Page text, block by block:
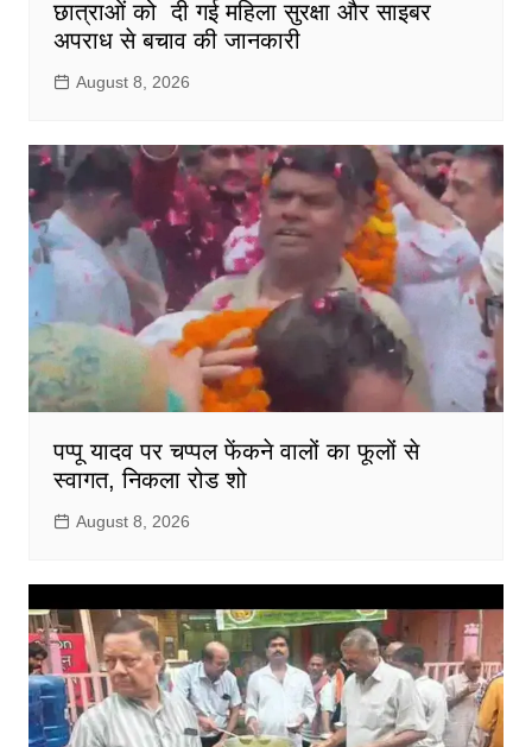
छात्राओं को दी गई महिला सुरक्षा और साइबर
अपराध से बचाव की जानकारी
August 8, 2026
पप्पू यादव पर चप्पल फेंकने वालों का फूलों से
स्वागत, निकला रोड शो
August 8, 2026